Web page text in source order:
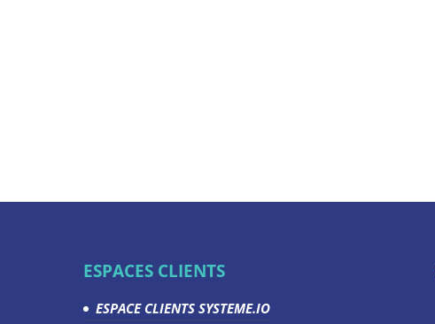
ESPACES CLIENTS
ESPACE CLIENTS SYSTEME.IO